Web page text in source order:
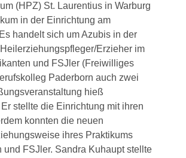
(HPZ) St. Laurentius in Warburg
in der Einrichtung am
handelt sich um Azubis in der
Erzieher im
und FSJler (Freiwilliges
Paderborn auch zwei
hieß
stellte die Einrichtung mit ihren
konnten die neuen
ihres Praktikums
FSJler. Sandra Kuhaupt stellte